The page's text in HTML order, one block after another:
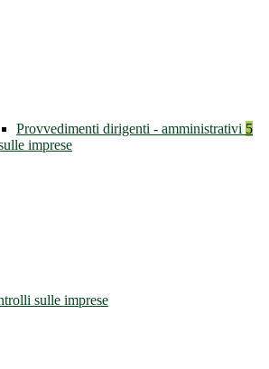
Provvedimenti dirigenti - amministrativi 5
imprese
sulle imprese